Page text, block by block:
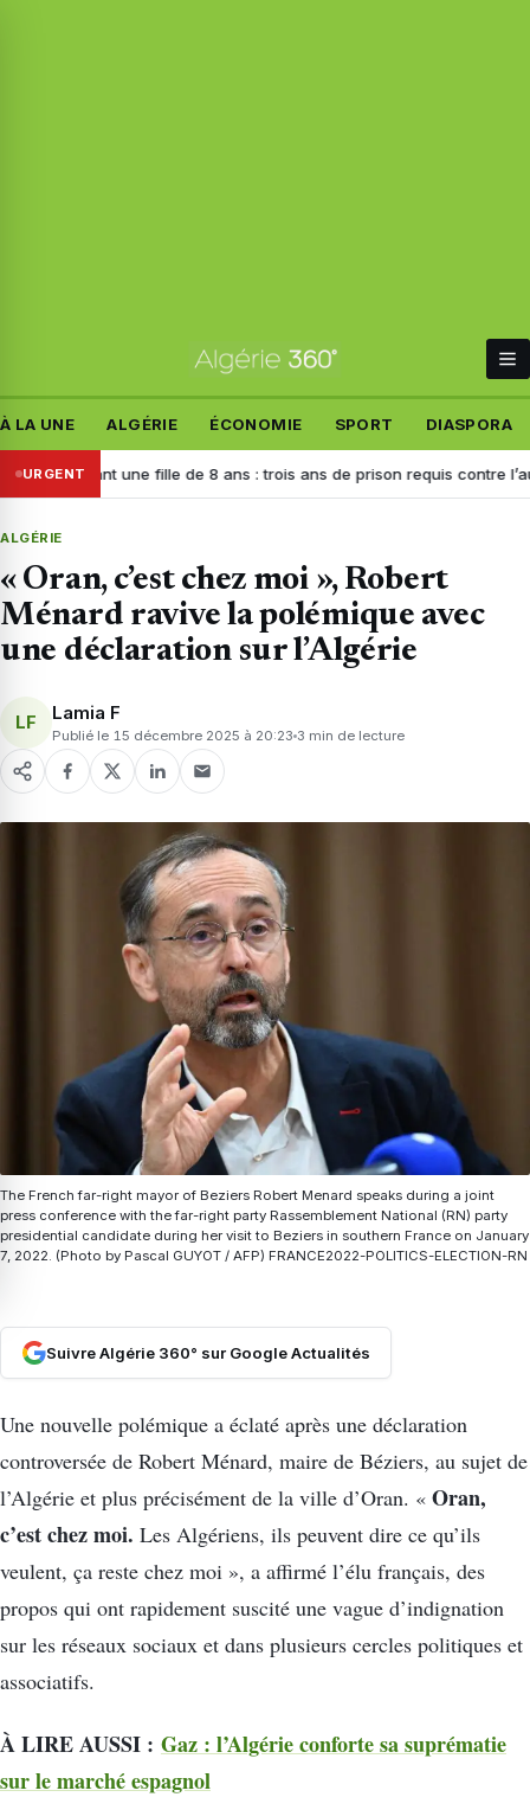
À LA UNE ALGÉRIE ÉCONOMIE SPORT DIASPORA
URGENT
une fille de 8 ans : trois ans de prison requis contre l’auteur de
ALGÉRIE
« Oran, c’est chez moi », Robert
Ménard ravive la polémique avec
une déclaration sur l’Algérie
LF Lamia F
Publié le 15 décembre 2025 à 20:23 3 min de lecture
The French far-right mayor of Beziers Robert Menard speaks during a joint
press conference with the far-right party Rassemblement National (RN) party
presidential candidate during her visit to Beziers in southern France on January
7, 2022. (Photo by Pascal GUYOT / AFP) FRANCE2022-POLITICS-ELECTION-RN
Suivre Algérie 360° sur Google Actualités
Une nouvelle polémique a éclaté après une déclaration
controversée de Robert Ménard, maire de Béziers, au sujet de
l’Algérie et plus précisément de la ville d’Oran. « Oran,
c’est chez moi. Les Algériens, ils peuvent dire ce qu’ils
veulent, ça reste chez moi », a affirmé l’élu français, des
propos qui ont rapidement suscité une vague d’indignation
sur les réseaux sociaux et dans plusieurs cercles politiques et
associatifs.
À LIRE AUSSI : Gaz : l’Algérie conforte sa suprématie
sur le marché espagnol